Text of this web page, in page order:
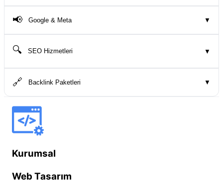
📢 Google & Meta ▼
🔍 SEO Hizmetleri ▼
🔗 Backlink Paketleri ▼
Kurumsal
Web Tasarım